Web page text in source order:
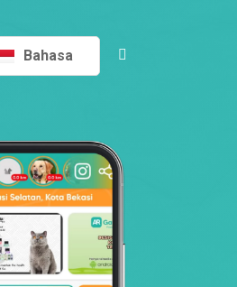
Bahasa